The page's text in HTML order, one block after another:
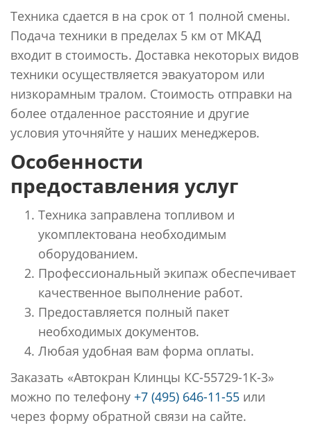
Техника сдается в на срок от 1 полной смены.
Подача техники в пределах 5 км от МКАД
входит в стоимость. Доставка некоторых видов
техники осуществляется эвакуатором или
низкорамным тралом. Стоимость отправки на
более отдаленное расстояние и другие
условия уточняйте у наших менеджеров.
Особенности
предоставления услуг
Техника заправлена топливом и
укомплектована необходимым
оборудованием.
Профессиональный экипаж обеспечивает
качественное выполнение работ.
Предоставляется полный пакет
необходимых документов.
Любая удобная вам форма оплаты.
Заказать «Автокран Клинцы КС-55729-1К-3»
можно по телефону +7 (495) 646-11-55 или
через форму обратной связи на сайте.